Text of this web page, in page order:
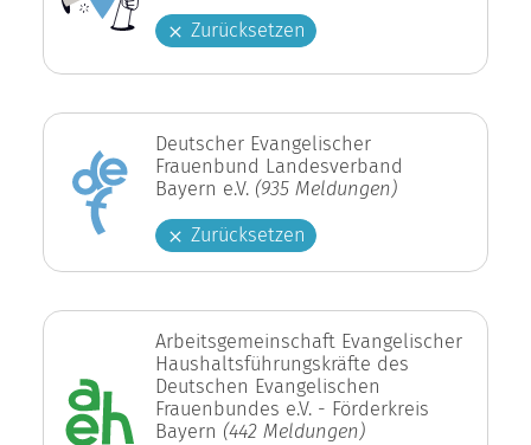
Zurücksetzen
Deutscher Evangelischer
Frauenbund Landesverband
Bayern e.V. (935 Meldungen)
Zurücksetzen
Arbeitsgemeinschaft Evangelischer
Haushaltsführungskräfte des
Deutschen Evangelischen
Frauenbundes e.V. - Förderkreis
Bayern (442 Meldungen)